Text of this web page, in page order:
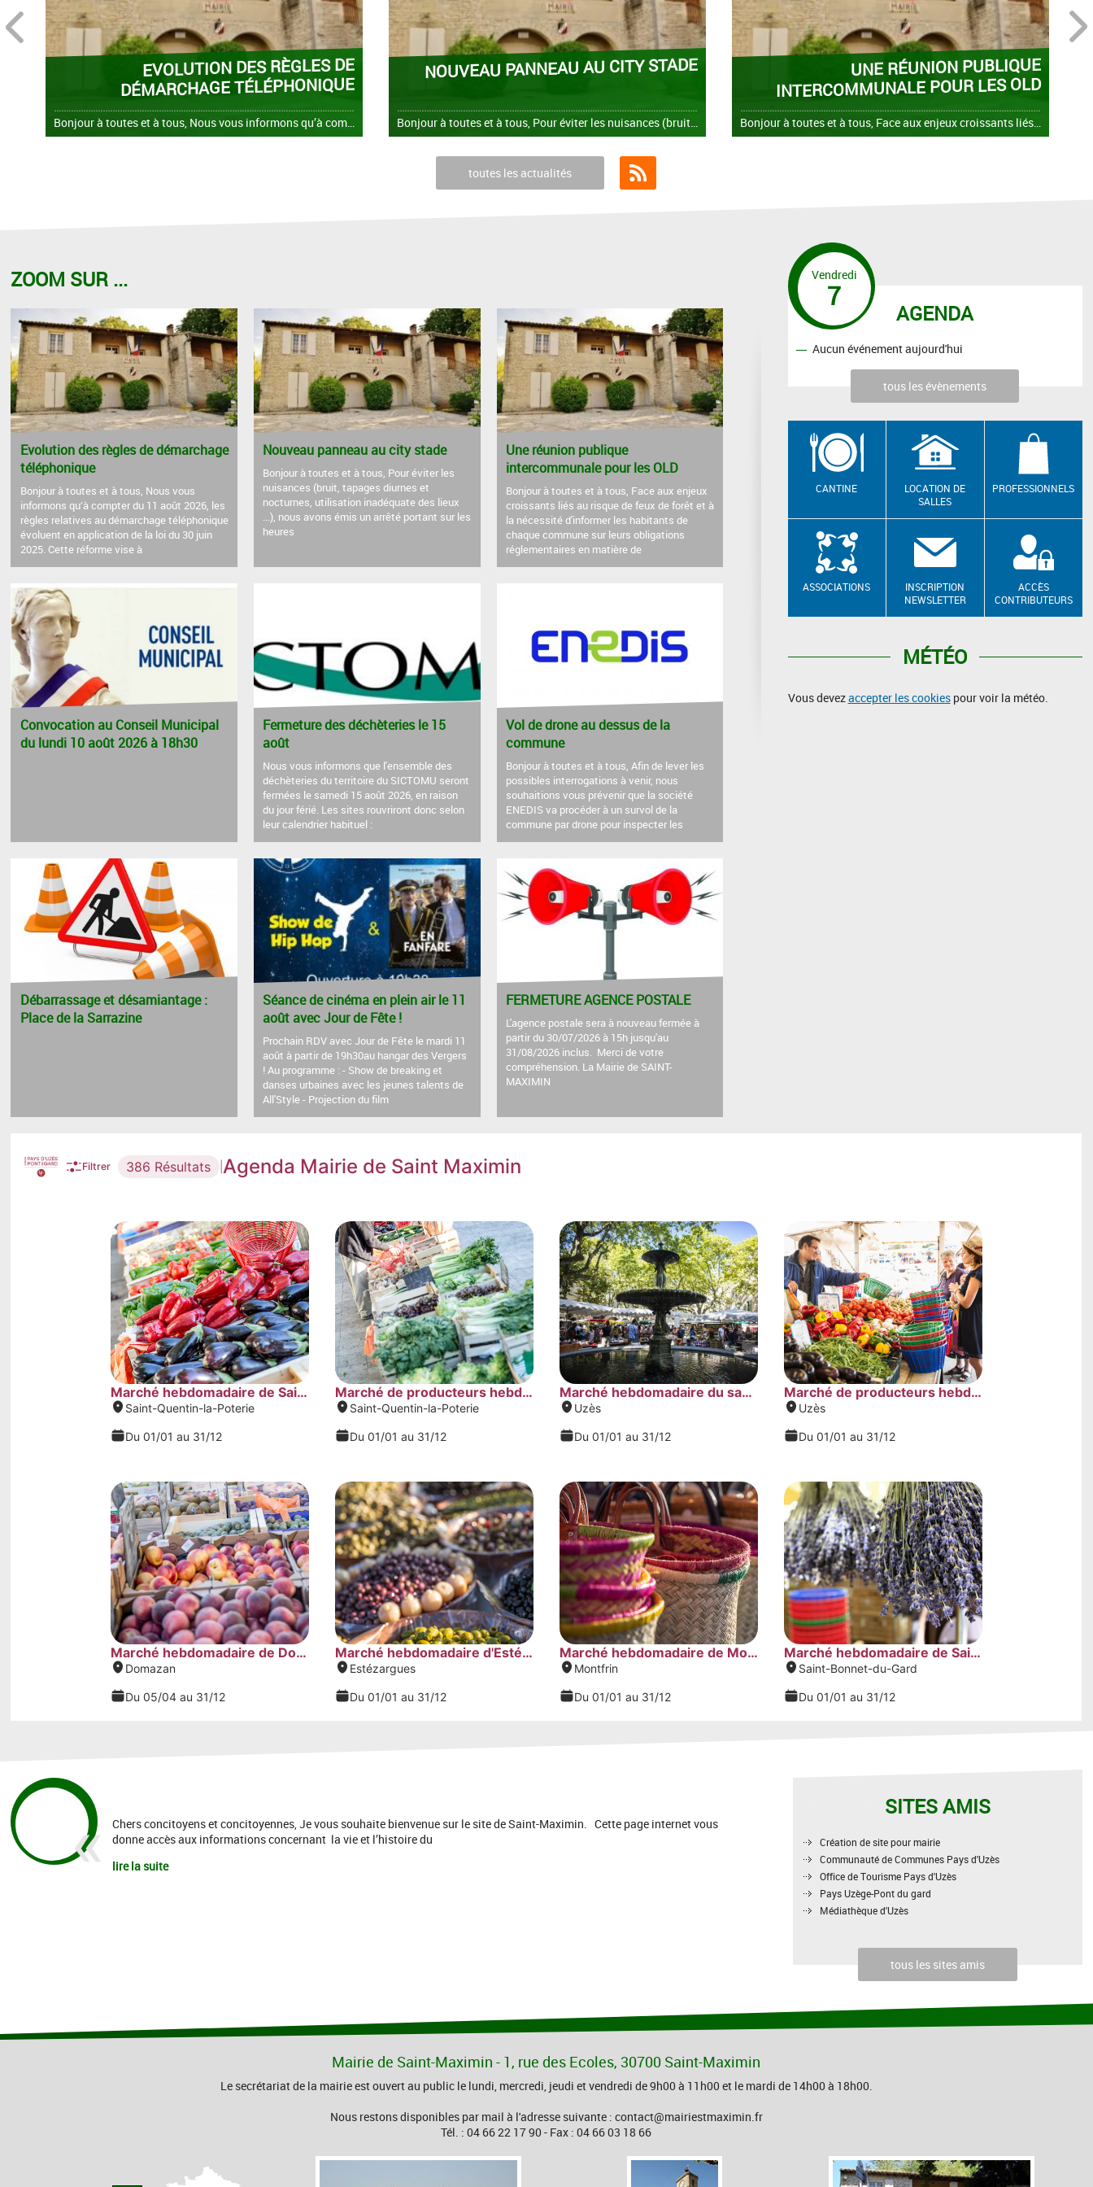
EVOLUTION DES RÈGLES DE
DÉMARCHAGE TÉLÉPHONIQUE
Bonjour à toutes et à tous, Nous vous informons qu’à compter du 11 août 2026, les règles relatives au démarchage téléphonique évoluent en application de la loi du 30 juin 2025. Cette réforme vise à
NOUVEAU PANNEAU AU CITY STADE
Bonjour à toutes et à tous, Pour éviter les nuisances (bruit, tapages diurnes et nocturnes, utilisation inadéquate des lieux ...), nous avons émis un arrêté portant sur les heures
UNE RÉUNION PUBLIQUE
INTERCOMMUNALE POUR LES OLD
Bonjour à toutes et à tous, Face aux enjeux croissants liés au risque de feux de forêt et à la nécessité d'informer les habitants de chaque commune sur leurs obligations réglementaires en matière de
prev
next
toutes les actualités
ZOOM SUR ...
Evolution des règles de démarchage
téléphonique
Bonjour à toutes et à tous, Nous vous
informons qu’à compter du 11 août 2026, les
règles relatives au démarchage téléphonique
évoluent en application de la loi du 30 juin
2025. Cette réforme vise à
Nouveau panneau au city stade
Bonjour à toutes et à tous, Pour éviter les
nuisances (bruit, tapages diurnes et
nocturnes, utilisation inadéquate des lieux
...), nous avons émis un arrêté portant sur les
heures
Une réunion publique
intercommunale pour les OLD
Bonjour à toutes et à tous, Face aux enjeux
croissants liés au risque de feux de forêt et à
la nécessité d'informer les habitants de
chaque commune sur leurs obligations
réglementaires en matière de
Convocation au Conseil Municipal
du lundi 10 août 2026 à 18h30
Fermeture des déchèteries le 15
août
Nous vous informons que l'ensemble des
déchèteries du territoire du SICTOMU seront
fermées le samedi 15 août 2026, en raison
du jour férié. Les sites rouvriront donc selon
leur calendrier habituel :
Vol de drone au dessus de la
commune
Bonjour à toutes et à tous, Afin de lever les
possibles interrogations à venir, nous
souhaitions vous prévenir que la société
ENEDIS va procéder à un survol de la
commune par drone pour inspecter les
Débarrassage et désamiantage :
Place de la Sarrazine
Séance de cinéma en plein air le 11
août avec Jour de Fête !
Prochain RDV avec Jour de Fête le mardi 11
août à partir de 19h30au hangar des Vergers
! Au programme : - Show de breaking et
danses urbaines avec les jeunes talents de
All'Style - Projection du film
FERMETURE AGENCE POSTALE
L'agence postale sera à nouveau fermée à
partir du 30/07/2026 à 15h jusqu'au
31/08/2026 inclus. Merci de votre
compréhension. La Mairie de SAINT-
MAXIMIN
AGENDA
Vendredi
7
Aucun événement aujourd'hui
tous les évènements
CANTINE
LOCATION DE
SALLES
PROFESSIONNELS
ASSOCIATIONS
INSCRIPTION
NEWSLETTER
ACCÈS
CONTRIBUTEURS
MÉTÉO
Vous devezaccepter les cookiespour voir la météo.
Chers concitoyens et concitoyennes, Je vous souhaite bienvenue sur le site de Saint-Maximin. Cette page internet vous
donne accès aux informations concernant la vie et l’histoire du
lire la suite
SITES AMIS
Création de site pour mairie
Communauté de Communes Pays d'Uzès
Office de Tourisme Pays d'Uzès
Pays Uzège-Pont du gard
Médiathèque d'Uzès
tous les sites amis
Mairie de Saint-Maximin - 1, rue des Ecoles, 30700 Saint-Maximin
Le secrétariat de la mairie est ouvert au public le lundi, mercredi, jeudi et vendredi de 9h00 à 11h00 et le mardi de 14h00 à 18h00.
Nous restons disponibles par mail à l'adresse suivante : contact@mairiestmaximin.fr
Tél. : 04 66 22 17 90 - Fax : 04 66 03 18 66